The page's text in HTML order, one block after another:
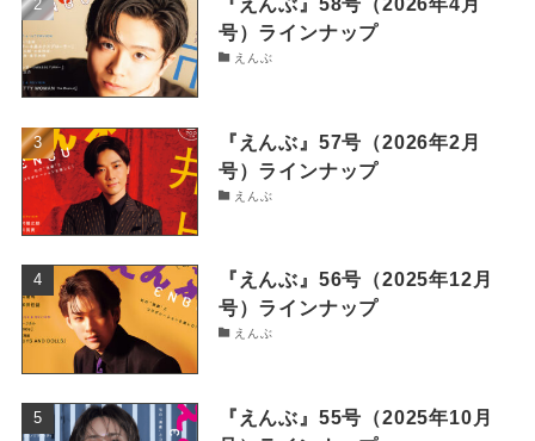
号）ラインナップ
えんぶ
『えんぶ』57号（2026年2月
号）ラインナップ
えんぶ
『えんぶ』56号（2025年12月
号）ラインナップ
えんぶ
『えんぶ』55号（2025年10月